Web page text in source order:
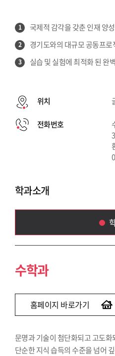
1 국제적 감각을 갖춘 인재 양성
2 경기도와의 대규모 공동프로
3 실습 및 실험에 최적화 된 완
위치
전화번호
학과소개
생
수학과
홈페이지 바로가기
문명과 기술이 첨단화되고 고도
단순한 지식 습득의 수준을 넘어